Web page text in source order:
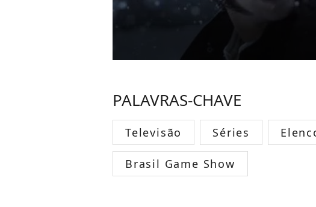
PALAVRAS-CHAVE
Televisão Séries
Brasil Game Show